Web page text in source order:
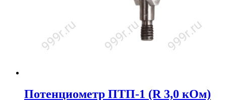
Потенциометр ПТП-1 (R 3,0 кОм)